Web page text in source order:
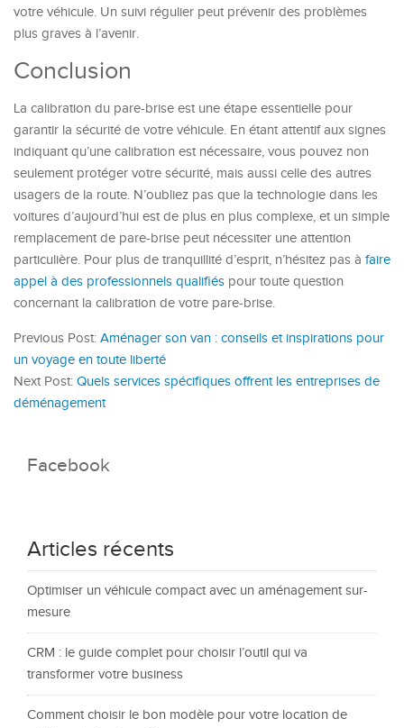
votre véhicule. Un suivi régulier peut prévenir des problèmes
plus graves à l’avenir.
Conclusion
La calibration du pare-brise est une étape essentielle pour
garantir la sécurité de votre véhicule. En étant attentif aux signes
indiquant qu’une calibration est nécessaire, vous pouvez non
seulement protéger votre sécurité, mais aussi celle des autres
usagers de la route. N’oubliez pas que la technologie dans les
voitures d’aujourd’hui est de plus en plus complexe, et un simple
remplacement de pare-brise peut nécessiter une attention
particulière. Pour plus de tranquillité d’esprit, n’hésitez pas à faire
appel à des professionnels qualifiés pour toute question
concernant la calibration de votre pare-brise.
Previous Post: Aménager son van : conseils et inspirations pour
un voyage en toute liberté
Next Post: Quels services spécifiques offrent les entreprises de
déménagement
Facebook
Articles récents
Optimiser un véhicule compact avec un aménagement sur-
mesure
CRM : le guide complet pour choisir l’outil qui va
transformer votre business
Comment choisir le bon modèle pour votre location de